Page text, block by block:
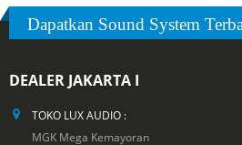
Dapatkan Sound System
DEALER JAKARTA I
TOKO LUX AUDIO :
MGK Mega Kemayoran